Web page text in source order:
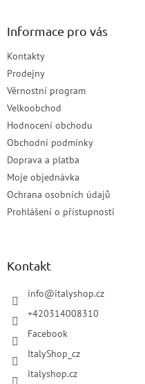
Informace pro vás
Kontakty
Prodejny
Věrnostní program
Velkoobchod
Hodnocení obchodu
Obchodní podmínky
Doprava a platba
Moje objednávka
Ochrana osobních údajů
Prohlášení o přístupnosti
Kontakt
info@italyshop.cz
+420314008310
Facebook
ItalyShop_cz
italyshop.cz